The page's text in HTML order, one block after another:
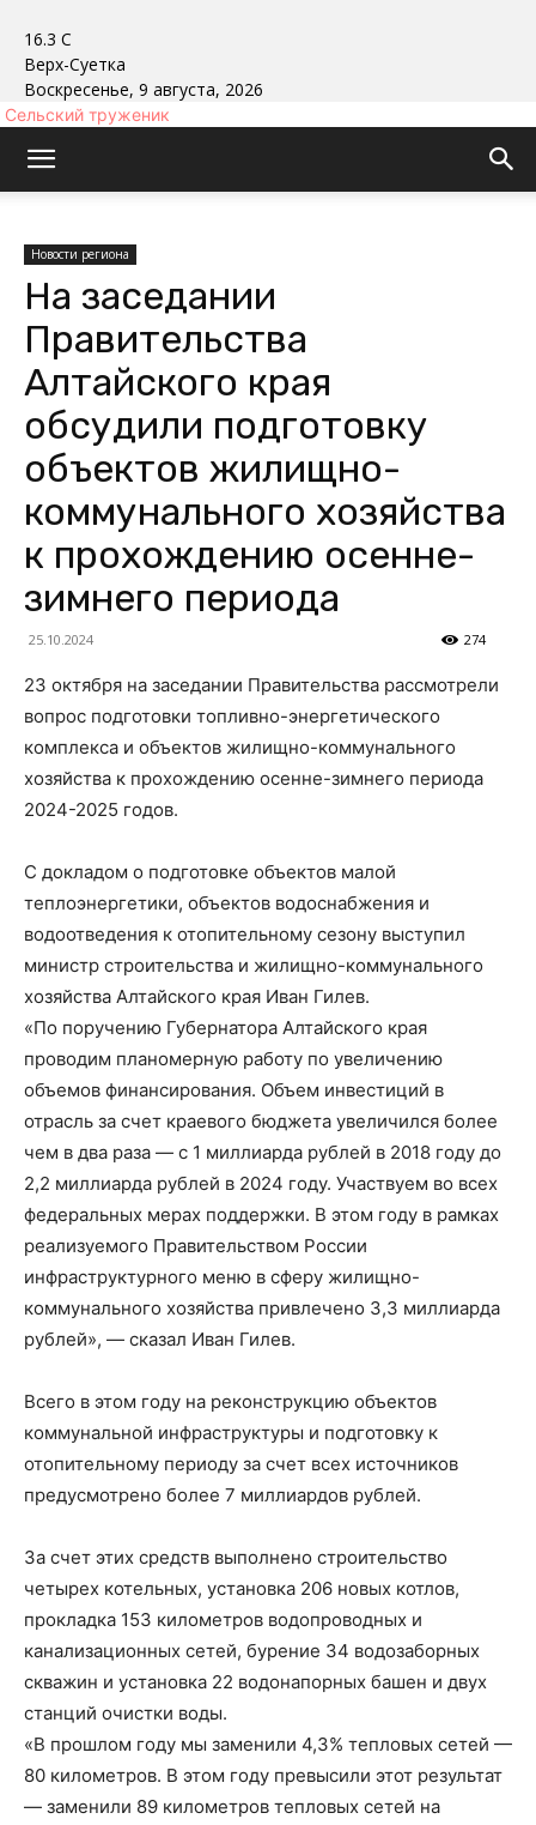
16.3 C
Верх-Суетка
Воскресенье, 9 августа, 2026
Сельский труженик
Новости региона
На заседании
Правительства
Алтайского края
обсудили подготовку
объектов жилищно-
коммунального хозяйства
к прохождению осенне-
зимнего периода
25.10.2024 274
23 октября на заседании Правительства рассмотрели
вопрос подготовки топливно-энергетического
комплекса и объектов жилищно-коммунального
хозяйства к прохождению осенне-зимнего периода
2024-2025 годов.
С докладом о подготовке объектов малой
теплоэнергетики, объектов водоснабжения и
водоотведения к отопительному сезону выступил
министр строительства и жилищно-коммунального
хозяйства Алтайского края Иван Гилев.
«По поручению Губернатора Алтайского края
проводим планомерную работу по увеличению
объемов финансирования. Объем инвестиций в
отрасль за счет краевого бюджета увеличился более
чем в два раза — с 1 миллиарда рублей в 2018 году до
2,2 миллиарда рублей в 2024 году. Участвуем во всех
федеральных мерах поддержки. В этом году в рамках
реализуемого Правительством России
инфраструктурного меню в сферу жилищно-
коммунального хозяйства привлечено 3,3 миллиарда
рублей», — сказал Иван Гилев.
Всего в этом году на реконструкцию объектов
коммунальной инфраструктуры и подготовку к
отопительному периоду за счет всех источников
предусмотрено более 7 миллиардов рублей.
За счет этих средств выполнено строительство
четырех котельных, установка 206 новых котлов,
прокладка 153 километров водопроводных и
канализационных сетей, бурение 34 водозаборных
скважин и установка 22 водонапорных башен и двух
станций очистки воды.
«В прошлом году мы заменили 4,3% тепловых сетей —
80 километров. В этом году превысили этот результат
— заменили 89 километров тепловых сетей на